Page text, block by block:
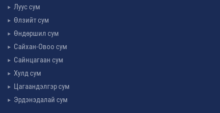
Луус сум
Өлзийт сум
Өндөршил сум
Сайхан-Овоо сум
Сайнцагаан сум
Хулд сум
Цагаандэлгэр сум
Эрдэнэдалай сум